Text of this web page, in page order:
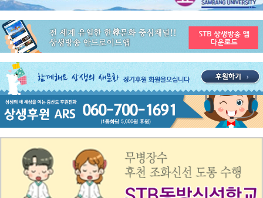
공지사항 ON AIR 서비스 장애 복구 안내
공지사항
STB 4월1주(3.30~4.5) 주간 추천 프로그램
공지사항
STB 3월4주(3.23~3.29) 주간 추천 프로그램